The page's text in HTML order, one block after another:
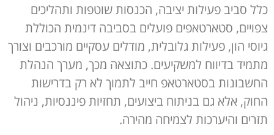
כלל סביב פעילות יציבה, הכנסות שוטפות ותהליכים
צפויים, סטארטאפים פועלים בסביבה דינמית הכוללת
גיוסי הון, פעילות גלובלית, מודלים עסקיים מורכבים וצורך
מתמיד בדיווח למשקיעים. כתוצאה מכך, מערך הנהלת
החשבונות בסטארטאפ חייב לתמוך לא רק בדרישות
החוק, אלא גם בניתוח ביצועים, תחזיות פיננסיות, ניהול
תזרים והיערכות לצמיחה מהירה.